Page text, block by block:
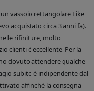
vassoio rettangolare Like
acquistato circa 3 anni fa).
rifiniture, molto
clienti è eccellente. Per la
dovuto attendere qualche
subito è indipendente dal
affinché la consegna